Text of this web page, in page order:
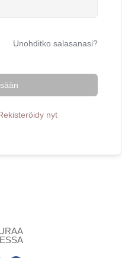
Unohditko salasanasi?
nyt